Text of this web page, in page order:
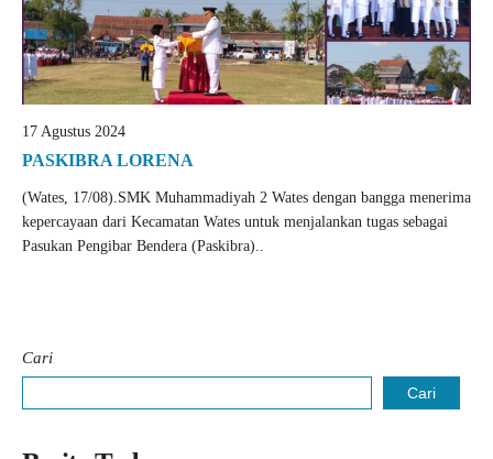
17 Agustus 2024
PASKIBRA LORENA
(Wates, 17/08).SMK Muhammadiyah 2 Wates dengan bangga menerima
kepercayaan dari Kecamatan Wates untuk menjalankan tugas sebagai
Pasukan Pengibar Bendera (Paskibra)..
Cari
Cari